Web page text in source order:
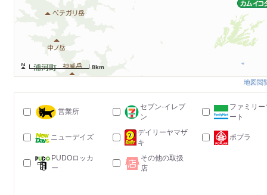
8km
地図閲
営業所
セブン-イレブ
ン
ファミリー
ート
ニューデイズ
デイリーヤマザ
キ
ポプラ
PUDOロッカ
ー
その他の取扱
店